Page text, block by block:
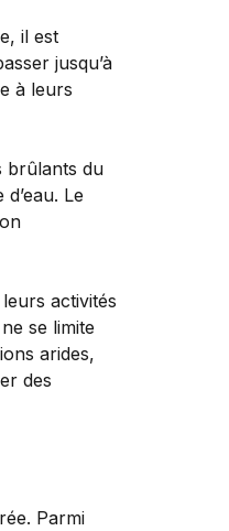
il est
jusqu’à
à leurs
brûlants du
Le
activités
se limite
arides,
des
Parmi